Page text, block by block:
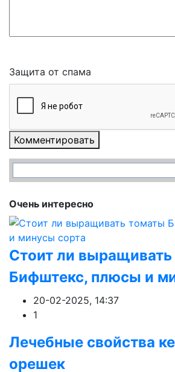
Защита от спама
Комментировать
Очень интересно
Стоит ли
Бифштекс, плюсы и
20-02-2025, 14:37
1
Лечебные свойства
орешек